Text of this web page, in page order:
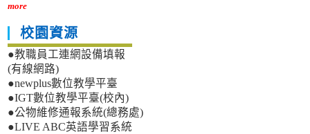
more
校園資源
●教職員工連網設備填報
(有線網路)
●newplus數位教學平臺
●IGT數位教學平臺(校內)
●公物維修通報系統(總務處)
●LIVE ABC英語學習系統